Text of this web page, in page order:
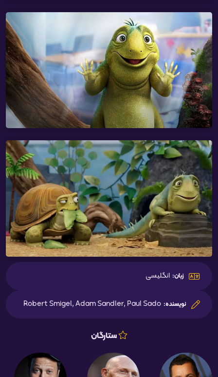
زبان: انگلیسی
نویسنده: Robert Smigel, Adam Sandler, Paul Sado
ستارگان